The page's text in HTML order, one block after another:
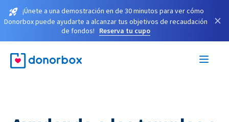
¡Únete a una demostración en de 30 minutos para ver cómo
Donorbox puede ayudarte a alcanzar tus objetivos de recaudación
de fondos!
Reserva tu cupo
×